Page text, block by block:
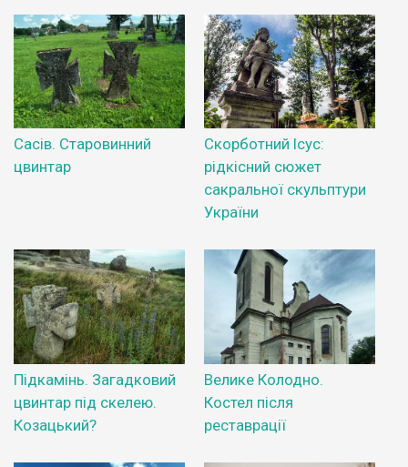
Сасів. Старовинний
цвинтар
Скорботний Ісус:
рідкісний сюжет
сакральної скульптури
України
Підкамінь. Загадковий
цвинтар під скелею.
Козацький?
Велике Колодно.
Костел після
реставрації